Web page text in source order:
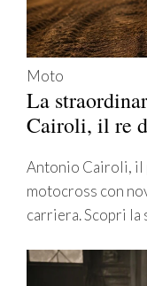
Moto
La
Cairoli, il re
Antonio Cairoli, il
motocross con
carriera. Scopri la